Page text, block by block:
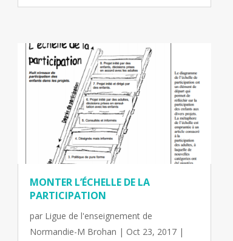
MONTER L’ÉCHELLE DE LA
PARTICIPATION
par Ligue de l'enseignement de
Normandie-M Brohan | Oct 23, 2017 |